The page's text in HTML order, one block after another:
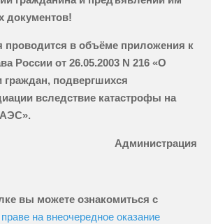
документов!
проводится в объёме приложения к
России от 26.05.2003 N 216 «О
граждан, подвергшихся
вследствие катастрофы на
Администрация
вы можете ознакомиться с
на внеочередное оказание